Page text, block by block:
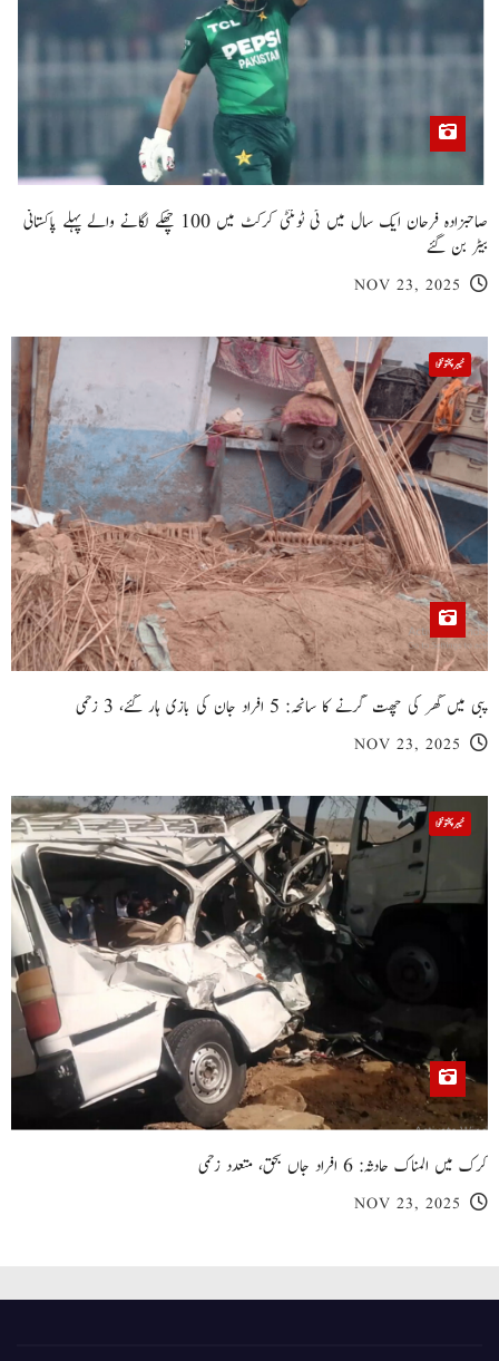
صاحبزادہ فرحان ایک سال میں ٹی ٹوئنٹی کرکٹ میں 100 چھکے لگانے والے پہلے پاکستانی
بیٹر بن گئے
NOV 23, 2025
خیبر پختونخوا
پبی میں گھر کی چھت گرنے کا سانحہ: 5 افراد جان کی بازی ہار گئے، 3 زخمی
NOV 23, 2025
خیبر پختونخوا
کرک میں المناک حادثہ: 6 افراد جاں بحق، متعدد زخمی
NOV 23, 2025